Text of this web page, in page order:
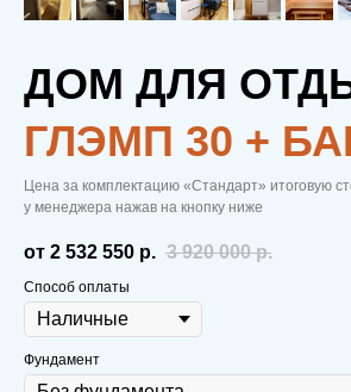
ДОМ ДЛЯ
ГЛЭМП 30 +
Цена за комплектацию «Стандарт» итоговую
у менеджера нажав на кнопку ниже
от 2 532 550 р. 3 920 000 р.
Способ оплаты
Фундамент